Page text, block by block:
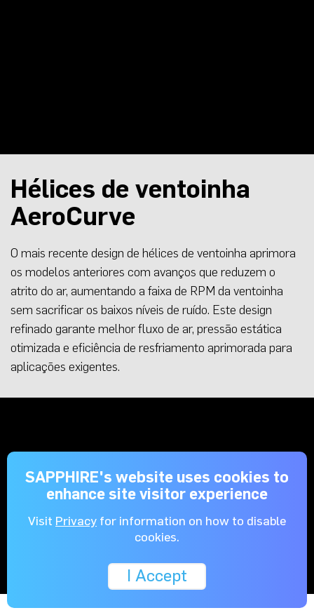
SAPPHIRE's website uses cookies to
enhance site visitor experience
Visit Privacy for information on how to disable
cookies.
I Accept
Hélices de ventoinha
AeroCurve
O mais recente design de hélices de ventoinha aprimora
os modelos anteriores com avanços que reduzem o
atrito do ar, aumentando a faixa de RPM da ventoinha
sem sacrificar os baixos níveis de ruído. Este design
refinado garante melhor fluxo de ar, pressão estática
otimizada e eficiência de resfriamento aprimorada para
aplicações exigentes.